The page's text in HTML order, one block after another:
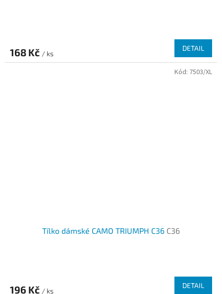
168 Kč / ks
DETAIL
Tílko dámské CAMO TRIUMPH C36 C36
196 Kč / ks
DETAIL
Kód: 7503/XL